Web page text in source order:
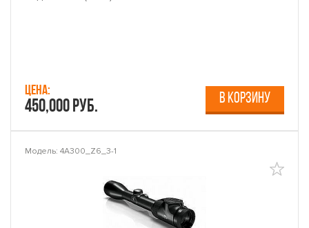
Цена:
450,000 руб. В КОРЗИНУ
Модель: 4A300_Z6_3-1